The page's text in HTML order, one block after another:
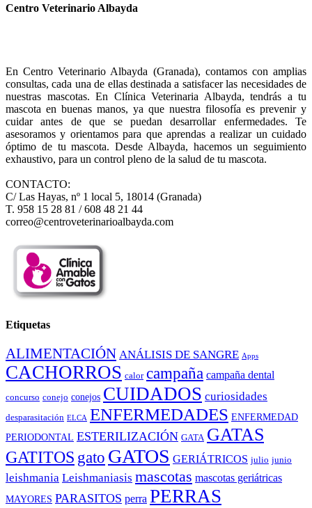
Centro Veterinario Albayda
En Centro Veterinario Albayda (Granada), contamos con amplias
consultas, cada una de ellas destinada a satisfacer las necesidades de
nuestras mascotas. En Clínica Veterinaria Albayda, tendrás a tu
mascota en buenas manos, ya que nuestra filosofía es prevenir y
cuidar antes de que se puedan desarrollar enfermedades. Te
asesoramos y orientamos para que aprendas a realizar un cuidado
óptimo de tu mascota. Desde Albayda, hacemos un seguimiento
exhaustivo, para un control pleno de la salud de tu mascota.
CONTACTO:
C/ Las Hayas, nº 1 local 5, 18014 (Granada)
T. 958 15 28 81 / 608 48 21 44
correo@centroveterinarioalbayda.com
Etiquetas
ALIMENTACIÓN ANÁLISIS DE SANGRE Apps
CACHORROS calor campaña campaña dental
concurso conejo conejos CUIDADOS curiosidades
desparasitación ELCA ENFERMEDADES ENFERMEDAD
PERIODONTAL ESTERILIZACIÓN GATA GATAS
GATITOS gato GATOS GERIÁTRICOS julio junio
leishmania Leishmaniasis mascotas mascotas geriátricas
MAYORES PARASITOS perra PERRAS